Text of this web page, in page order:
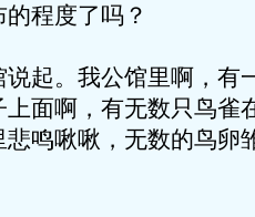
程度了吗？
起。我公馆里啊，有
面啊，有无数只鸟雀
鸣啾啾，无数的鸟卵